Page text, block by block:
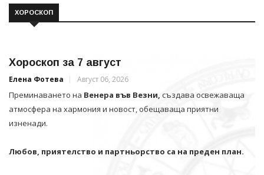
ХОРОСКОП
Хороскоп за 7 август
Елена Фотева Август 06, 2026
Преминаването на Венера във Везни, създава освежаваща
атмосфера на хармония и новост, обещаваща приятни
изненади.
Любов, приятелство и партньорство са на преден план.